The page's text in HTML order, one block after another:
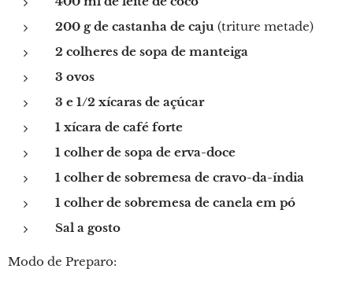
200 g de castanha de caju (triture metade)
2 colheres de sopa de manteiga
3 ovos
3 e 1/2 xícaras de açúcar
1 xícara de café forte
1 colher de sopa de erva-doce
1 colher de sobremesa de cravo-da-índia
1 colher de sobremesa de canela em pó
Sal a gosto
Modo de Preparo: